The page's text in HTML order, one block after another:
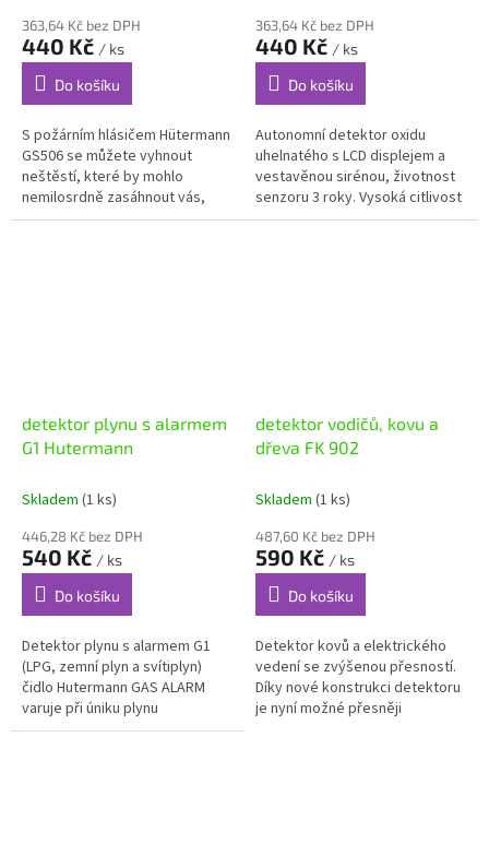
363,64 Kč bez DPH
440 Kč / ks
Do košíku
S požárním hlásičem Hütermann
GS506 se můžete vyhnout
neštěstí, které by mohlo
nemilosrdně zasáhnout vás,
vaši rodinu i váš majetek. Tento
363,64 Kč bez DPH
440 Kč / ks
Do košíku
Autonomní detektor oxidu
uhelnatého s LCD displejem a
vestavěnou sirénou, životnost
senzoru 3 roky. Vysoká citlivost
a stabilita. Velkou výhodou
detektor plynu s alarmem
G1 Hutermann
Skladem (1 ks)
446,28 Kč bez DPH
540 Kč / ks
Do košíku
Detektor plynu s alarmem G1
(LPG, zemní plyn a svítiplyn)
čidlo Hutermann GAS ALARM
varuje při úniku plynu
detektor vodičů, kovu a
dřeva FK 902
Skladem (1 ks)
487,60 Kč bez DPH
590 Kč / ks
Do košíku
Detektor kovů a elektrického
vedení se zvýšenou přesností.
Díky nové konstrukci detektoru
je nyní možné přesněji